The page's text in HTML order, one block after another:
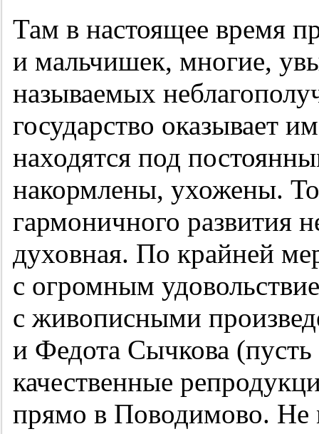
Там в настоящее время
и мальчишек, многие,
называемых
государство оказывает
находятся под
накормлены, ухожены.
гармоничного развития
духовная. По крайней
с огромным
с живописными
и Федота Сычкова
качественные
прямо в Поводимово. Не